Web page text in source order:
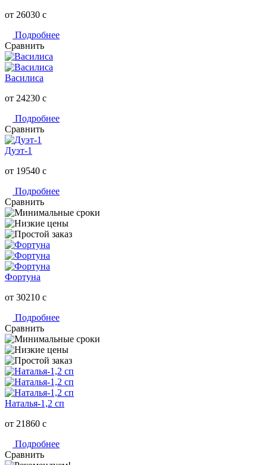
от 26030 c
Подробнее
Сравнить
Василиса
от 24230 c
Подробнее
Сравнить
Дуэт-1
от 19540 c
Подробнее
Сравнить
Фортуна
от 30210 c
Подробнее
Сравнить
Наталья-1,2 сп
от 21860 c
Подробнее
Сравнить